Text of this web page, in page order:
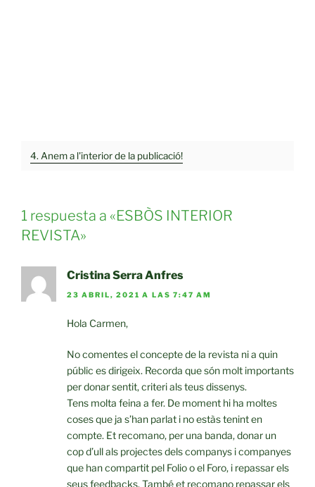
4. Anem a l'interior de la publicació!
1 respuesta a «ESBÒS INTERIOR
REVISTA»
Cristina Serra Anfres
23 ABRIL, 2021 A LAS 7:47 AM
Hola Carmen,
No comentes el concepte de la revista ni a quin
públic es dirigeix. Recorda que són molt importants
per donar sentit, criteri als teus dissenys.
Tens molta feina a fer. De moment hi ha moltes
coses que ja s’han parlat i no estàs tenint en
compte. Et recomano, per una banda, donar un
cop d’ull als projectes dels companys i companyes
que han compartit pel Folio o el Foro, i repassar els
seus feedbacks. També et recomano repassar els